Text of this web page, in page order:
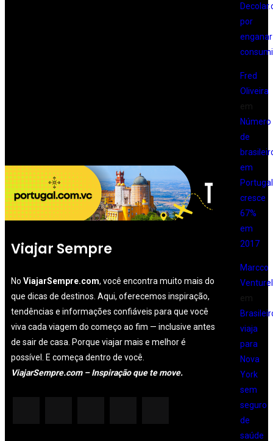
por
enganar
Fred
Oliveira
em
Número
de
em
Portugal
cresce
67%
em
2017
Marcco
em
viaja
para
Nova
York
sem
seguro
de
saúde
Viajar Sempre
No ViajarSempre.com, você encontra muito mais do
que dicas de destinos. Aqui, oferecemos inspiração,
tendências e informações confiáveis para que você
viva cada viagem do começo ao fim — inclusive antes
de sair de casa. Porque viajar mais e melhor é
possível. E começa dentro de você.
ViajarSempre.com – Inspiração que te move.